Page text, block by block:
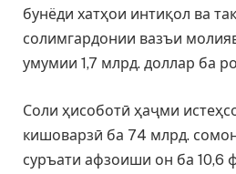
бунёди хатҳои интиқол ва
солимгардонии вазъи
умумии 1,7 млрд. доллар ба
Соли ҳисоботӣ ҳаҷми
кишоварзӣ ба 74 млрд.
суръати афзоиши он ба 10,6